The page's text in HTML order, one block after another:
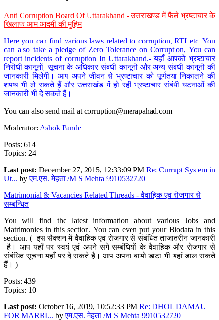
Anti Corruption Board Of Uttarakhand - उत्तराखण्ड में फैले भ्रष्टाचार के
खिलाफ आम आदमी की मुहिम
Here you can find various laws related to corruption, RTI etc. You
can also take a pledge of Zero Tolerance on Corruption, You can
report incidents of corruption In Uttarakhand.- यहाँ आपको भ्रष्टाचार
निरोधी कानूनों, सूचना के अधिकार संबंधी कानूनों और अन्य संबंधी कानूनों की
जानकारी मिलेगी। आप अपने जीवन से भ्रष्टाचार को पूर्णतया निकालने की
शपथ भी ले सकते हैं और उत्तराखंड में हो रही भ्रष्टाचार संबंधी घटनाओं की
जानकारी भी दे सकते हैं।
You can also send mail at corruption@merapahad.com
Moderator: Ashok Pande
Posts: 614
Topics: 24
Last post: December 27, 2015, 12:33:09 PM Re: Currupt System in
Ut... byएम.एस. मेहता /M S Mehta 9910532720
Matrimonial & Vacancies Related Threads - वैवाहिक एवं रोजगार से
सम्बन्धित
You will find the latest information about various Jobs and
Matrimonies in this section. You can even put your Biodata in this
section. ( इस सैक्शन में वैवाहिक एवं रोजगार से संबंधित ताजातरीन जानकारी
है। आप यहाँ पर स्वयं एवं अपने सगे सम्बंधियों के वैवाहिक और रोजगार से
संबंधित सूचना यहाँ पर दे सकते है। आप अपना बायो डाटा भी यहां डाल सकते
हैं। )
Posts: 439
Topics: 10
Last post: October 16, 2019, 10:52:33 PM Re: DHOL DAMAU
FOR MARRI... byएम.एस. मेहता /M S Mehta 9910532720